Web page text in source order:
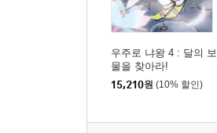
우주로 냐왕 4 : 달의 보
물을 찾아라!
15,210원 (10% 할인)